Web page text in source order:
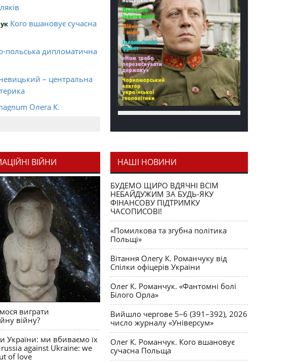
Кого вшановує сучасна
польська дипломатична
– центральна
Олега К.
Журавель і синиця як
й тактики
ВІЙНИ
виграти
війну?
України: ми вбиваємо їх
against Ukraine: we
of love
НАШІ НОВИНИ
БУДЕМО ЩИРО ВДЯЧНІ ВСІМ
НЕБАЙДУЖИМ ЗА БУДЬ-ЯКУ
ФІНАНСОВУ ПІДТРИМКУ
ЧАСОПИСОВІ!
«Помилкова та згубна політика
Польщі»
Вітання Олегу К. Романчуку від
Спілки офіцерів України
Олег К. Романчук. «Фантомні болі
Білого Орла»
Вийшло чергове 5–6 (391–392), 2026
число журналу «Універсум»
Олег К. Романчук. Кого вшановує
сучасна Польща